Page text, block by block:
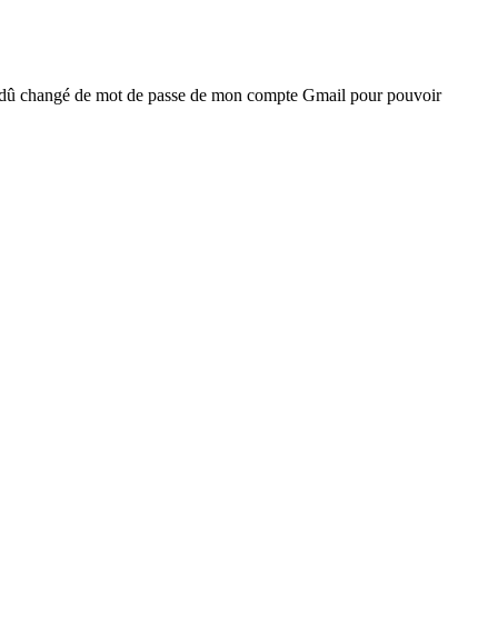
changé de mot de passe de mon compte Gmail pour pouvoir